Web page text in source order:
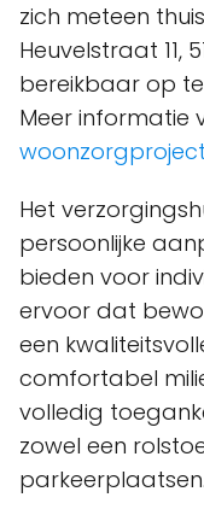
zich meteen
Heuvelstraat 11,
bereikbaar op
Meer informatie
Het
persoonlijke
bieden voor
ervoor dat
een
comfortabel
volledig
zowel een
parkeerplaatsen.